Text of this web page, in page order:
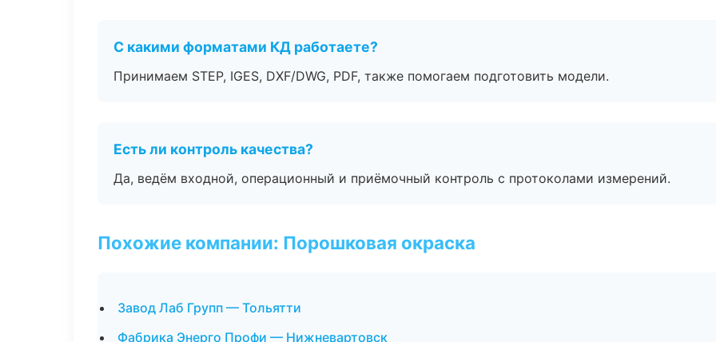
С какими форматами КД работаете?
Принимаем STEP, IGES, DXF/DWG, PDF, также помогаем подготовить модели.
Есть ли контроль качества?
Да, ведём входной, операционный и приёмочный контроль с протоколами измерений.
Похожие компании: Порошковая окраска
Завод Лаб Групп — Тольятти
Фабрика Энерго Профи — Нижневартовск